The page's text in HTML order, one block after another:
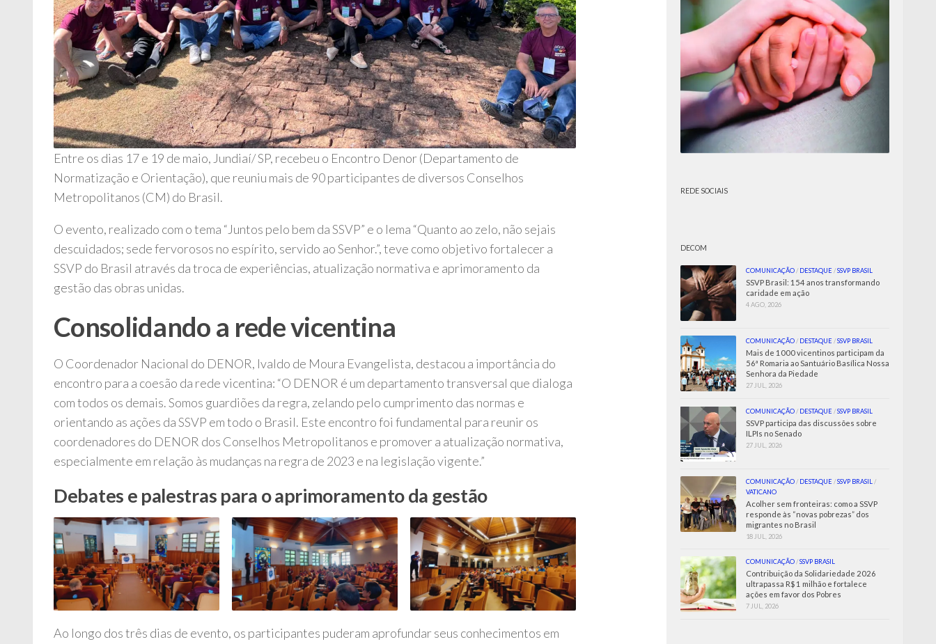
Entre os dias 17 e 19 de maio, Jundiaí/ SP, recebeu o Encontro Denor (Departamento de
Normatização e Orientação), que reuniu mais de 90 participantes de diversos Conselhos
Metropolitanos (CM) do Brasil.
O evento, realizado com o tema “Juntos pelo bem da SSVP” e o lema “Quanto ao zelo, não sejais
descuidados; sede fervorosos no espírito, servido ao Senhor.”, teve como objetivo fortalecer a
SSVP do Brasil através da troca de experiências, atualização normativa e aprimoramento da
gestão das obras unidas.
Consolidando a rede vicentina
O Coordenador Nacional do DENOR, Ivaldo de Moura Evangelista, destacou a importância do
encontro para a coesão da rede vicentina: “O DENOR é um departamento transversal que dialoga
com todos os demais. Somos guardiões da regra, zelando pelo cumprimento das normas e
orientando as ações da SSVP em todo o Brasil. Este encontro foi fundamental para reunir os
coordenadores do DENOR dos Conselhos Metropolitanos e promover a atualização normativa,
especialmente em relação às mudanças na regra de 2023 e na legislação vigente.”
Debates e palestras para o aprimoramento da gestão
Ao longo dos três dias de evento, os participantes puderam aprofundar seus conhecimentos em
REDE SOCIAIS
DECOM
COMUNICAÇÃO/ DESTAQUE /SSVP BRASIL
SSVP Brasil: 154 anos transformando
caridade em ação
4 AGO, 2026
COMUNICAÇÃO/ DESTAQUE /SSVP BRASIL
Mais de 1000 vicentinos participam da
56ª Romaria ao Santuário Basílica Nossa
Senhora da Piedade
27 JUL, 2026
COMUNICAÇÃO/ DESTAQUE /SSVP BRASIL
SSVP participa das discussões sobre
ILPIs no Senado
27 JUL, 2026
COMUNICAÇÃO/ DESTAQUE /SSVP BRASIL/
VATICANO
Acolher sem fronteiras: como a SSVP
responde às “novas pobrezas” dos
migrantes no Brasil
18 JUL, 2026
COMUNICAÇÃO/SSVP BRASIL
Contribuição da Solidariedade 2026
ultrapassa R$ 1 milhão e fortalece
ações em favor dos Pobres
7 JUL, 2026